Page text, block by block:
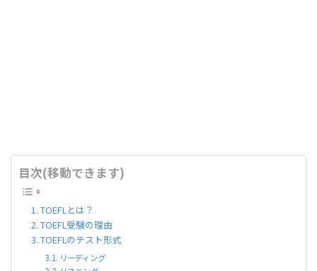
目次(移動できます)
TOEFLとは？
TOEFL受験の理由
TOEFLのテスト形式
リーディング